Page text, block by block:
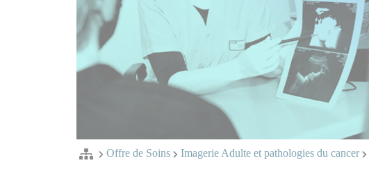
Offre de Soins Imagerie Adulte et pathologies du cancer